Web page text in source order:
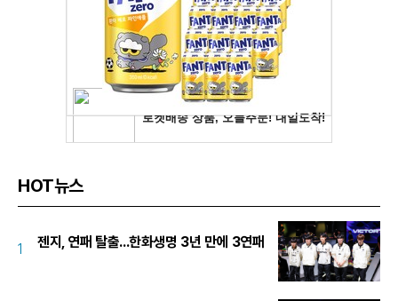
HOT뉴스
1 젠지, 연패 탈출...한화생명 3년 만에 3연패